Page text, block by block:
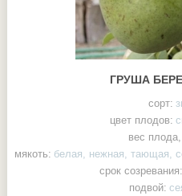
ГРУША
сорт:
цвет плодов:
вес плода,
мякоть: белая, нежная, тающая,
срок созревания:
подвой: